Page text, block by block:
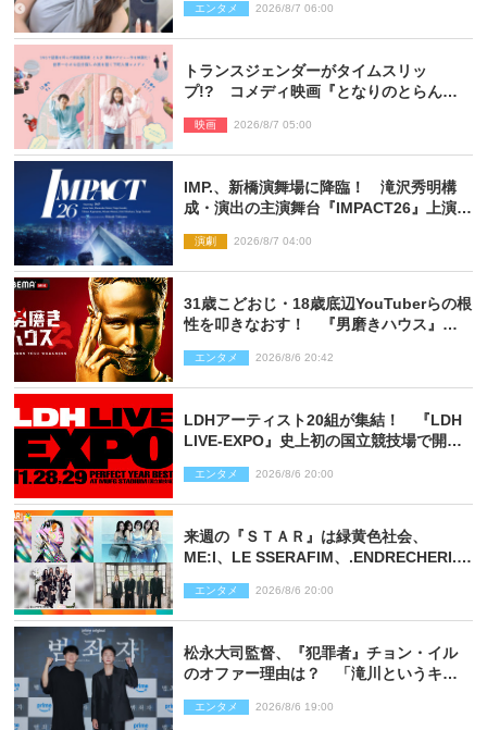
エンタメ 2026/8/7 06:00
トランスジェンダーがタイムスリッ
プ!? コメディ映画『となりのとらんす
映画 2026/8/7 05:00
IMP.、新橋演舞場に降臨！ 滝沢秀明構
成・演出の主演舞台『IMPACT26』上演決
演劇 2026/8/7 04:00
31歳こどおじ・18歳底辺YouTuberらの根
性を叩きなおす！ 『男磨きハウス』第2
エンタメ 2026/8/6 20:42
LDHアーティスト20組が集結！ 『LDH
LIVE‐EXPO』史上初の国立競技場で開催
エンタメ 2026/8/6 20:00
来週の『ＳＴＡＲ』は緑黄色社会、
ME:I、LE SSERAFIM、.ENDRECHERI.が
エンタメ 2026/8/6 20:00
松永大司監督、『犯罪者』チョン・イル
のオファー理由は？ 「滝川というキャ
かった」
エンタメ 2026/8/6 19:00